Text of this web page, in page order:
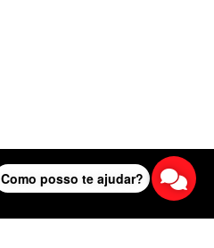
Como posso te ajudar?